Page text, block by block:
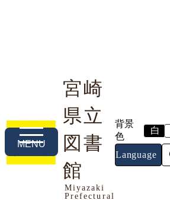
宮崎
県立
図書
館
Miyazaki
Prefectural
背景
色
白
Language
MENU
利用案内 本や資料を探す
トップページ> 調べる・相談す